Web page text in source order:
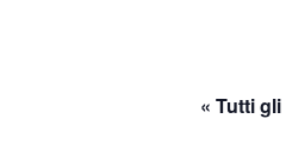
« Tutti